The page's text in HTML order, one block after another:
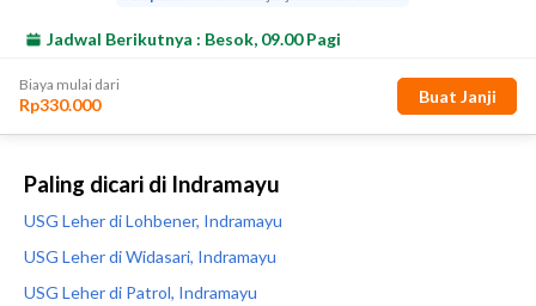
Paling dicari di Indramayu
USG Leher di Lohbener, Indramayu
USG Leher di Widasari, Indramayu
USG Leher di Patrol, Indramayu